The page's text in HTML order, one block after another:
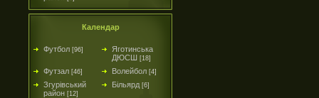
Календар
Футбол [96]
Яготинська
ДЮСШ [18]
Футзал [46] Волейбол [4]
Згурівський
район [12]
Більярд [6]